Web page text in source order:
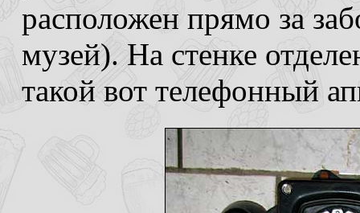
расположен прямо за
музей). На стенке
такой вот телефонный